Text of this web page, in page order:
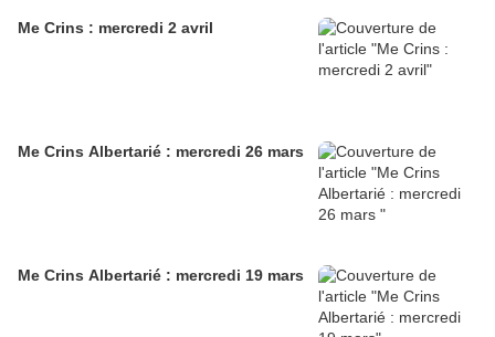
Me Crins : mercredi 2 avril
Me Crins Albertarié : mercredi 26 mars
Me Crins Albertarié : mercredi 19 mars